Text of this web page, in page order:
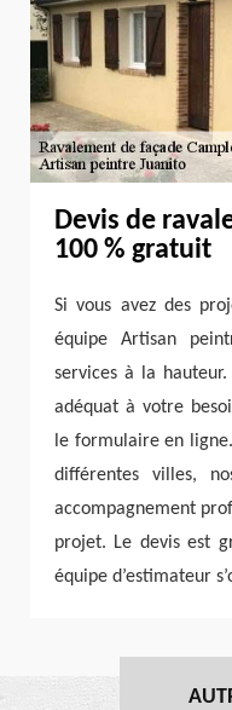
Devis de
100 % gratuit
Si vous avez des
équipe Artisan
services à la
adéquat à votre
le formulaire en
différentes villes,
accompagnement
projet. Le devis est
équipe d’estimateur